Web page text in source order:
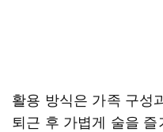
활용 방식은 가족 구성
퇴근 후 가볍게 술을